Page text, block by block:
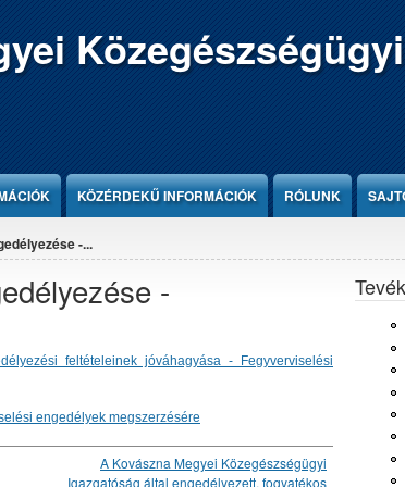
KÖZÉRDEKŰ INFORMÁCIÓK RÓLUNK
-...
-
feltételeinek jóváhagyása - Fegyverviselési
engedélyek megszerzésére
A Kovászna Megyei Közegészségügyi
Igazgatóság által engedélyezett, fogyatékos